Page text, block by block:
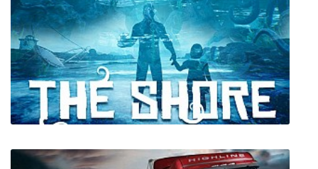
Cities in Motion 2: The Modern Days